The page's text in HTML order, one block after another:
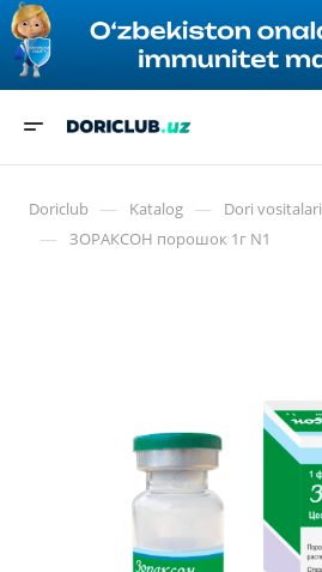
Doriclub — Katalog — Dori vositalari
— ЗОРАКСОН порошок 1г N1